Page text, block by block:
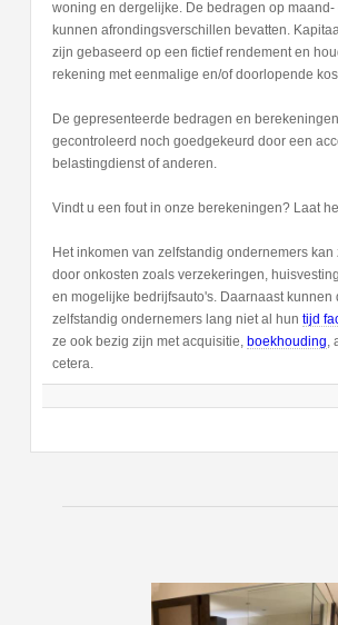
woning en dergelijke. De bedragen op maand-
kunnen afrondingsverschillen bevatten.
zijn gebaseerd op een fictief rendement en
rekening met eenmalige en/of doorlopende
De gepresenteerde bedragen en
gecontroleerd noch goedgekeurd door een
belastingdienst of anderen.
Vindt u een fout in onze berekeningen? Laat
Het inkomen van zelfstandig ondernemers kan
door onkosten zoals verzekeringen,
en mogelijke bedrijfsauto's. Daarnaast kunnen
zelfstandig ondernemers lang niet al hun tijd
ze ook bezig zijn met acquisitie, boekhouding
cetera.